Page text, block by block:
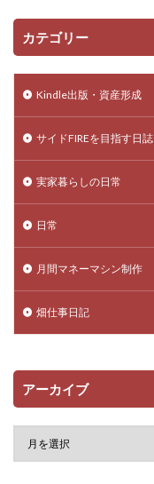
カテゴリー
Kindle出版・資産形成
サイドFIREを目指す日誌
実家暮らしの日常
日常
月間マネーマシン制作
畑仕事日記
アーカイブ